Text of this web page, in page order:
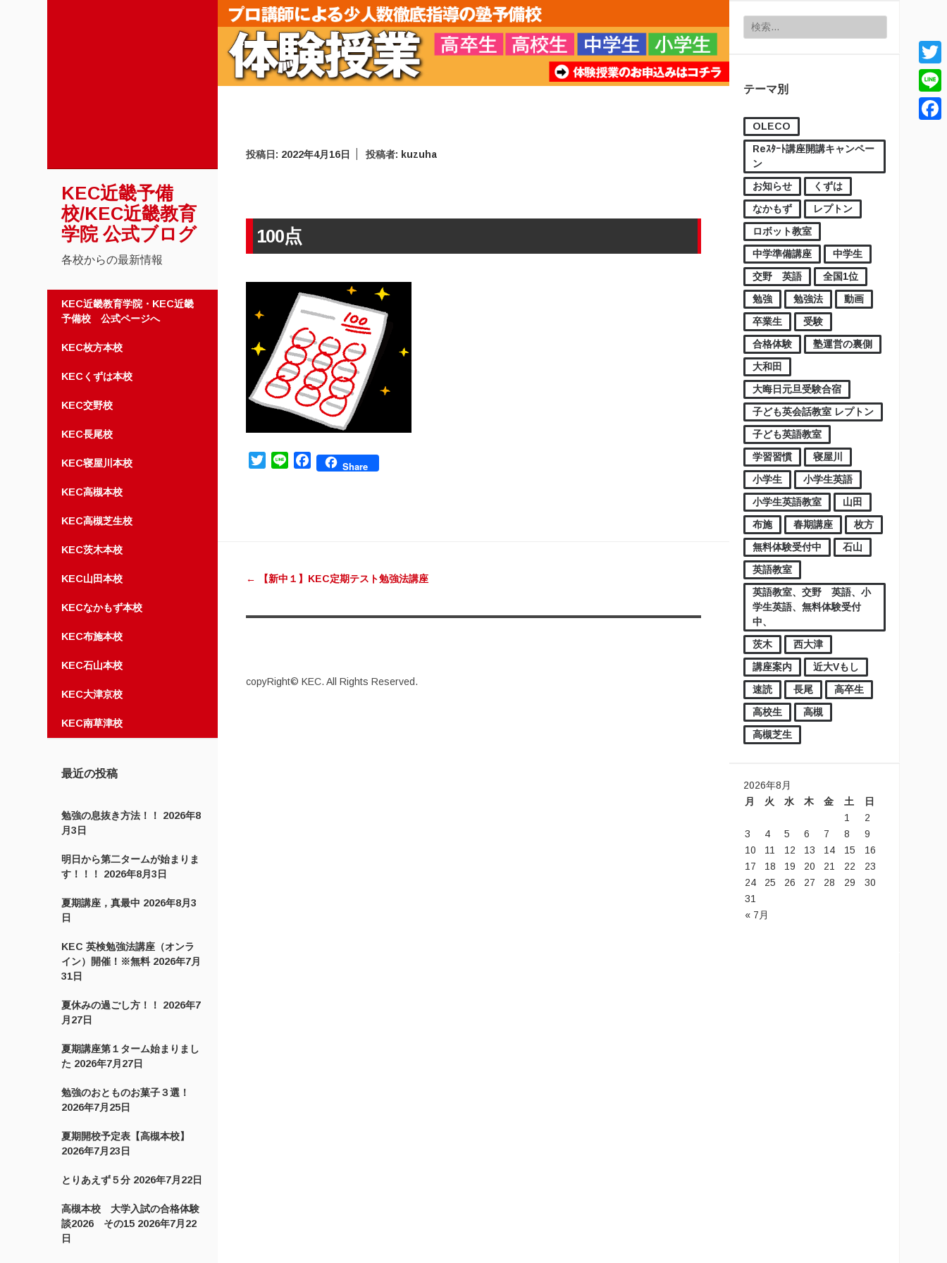
KEC近畿予備
校/KEC近畿教育
学院 公式ブログ
各校からの最新情報
コンテンツへスキップ
KEC近畿教育学院・KEC近畿
予備校 公式ページへ
KEC枚方本校
KECくずは本校
KEC交野校
KEC長尾校
KEC寝屋川本校
KEC高槻本校
KEC高槻芝生校
KEC茨木本校
KEC山田本校
KECなかもず本校
KEC布施本校
KEC石山本校
KEC大津京校
KEC南草津校
最近の投稿
勉強の息抜き方法！！
2026年8
月3日
明日から第二タームが始まりま
す！！！
2026年8月3日
夏期講座，真最中 2026年8月3
日
KEC 英検勉強法講座（オンラ
イン）開催！※無料 2026年7月
31日
夏休みの過ごし方！！
2026年7
月27日
夏期講座第１ターム始まりまし
た 2026年7月27日
勉強のおとものお菓子３選！
2026年7月25日
夏期開校予定表【高槻本校】
2026年7月23日
とりあえず５分 2026年7月22日
高槻本校 大学入試の合格体験
談2026 その15 2026年7月22
日
検索:
テーマ別
OLECO
Reｽﾀｰﾄ講座開講キャンペー
ン
お知らせ
くずは
なかもず
レプトン
ロボット教室
中学準備講座
中学生
交野 英語
全国1位
勉強
勉強法
動画
卒業生
受験
合格体験
塾運営の裏側
大和田
大晦日元旦受験合宿
子ども英会話教室 レプトン
子ども英語教室
学習習慣
寝屋川
小学生
小学生英語
小学生英語教室
山田
布施
春期講座
枚方
無料体験受付中
石山
英語教室
英語教室、交野 英語、小
学生英語、無料体験受付
中、
茨木
西大津
講座案内
近大Vもし
速読
長尾
高卒生
高校生
高槻
高槻芝生
2026年8月
月
火 水 木 金 土 日
« 7月
1
2
3
4 5 6 7 8
9
10
11 12 13 14 15
16
17
18 19 20 21 22
23
24
25 26 27 28 29
30
31
投稿日: 2022年4月16日 投稿者: kuzuha
100点
TwitterLine FacebookShare
← 【新中１】KEC定期テスト勉強法講座
copyRight© KEC. All Rights Reserved.
Line